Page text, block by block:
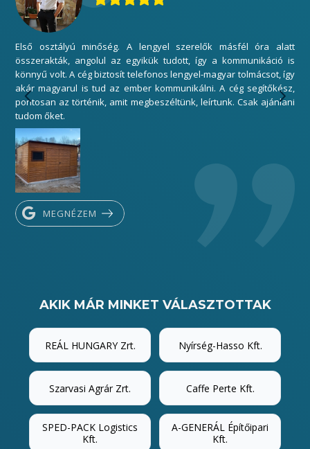
Első osztályú minőség. A lengyel szerelők másfél óra alatt
összerakták, angolul az egyikük tudott, így a kommunikáció is
könnyű volt. A cég biztosít telefonos lengyel-magyar tolmácsot, így
akár magyarul is tud az ember kommunikálni. A cég segítőkész,
pontosan az történik, amit megbeszéltünk, leírtunk. Csak ajánlani
tudom őket.
MEGNÉZEM
AKIK MÁR MINKET VÁLASZTOTTAK
REÁL HUNGARY Zrt. Nyírség-Hasso Kft.
Szarvasi Agrár Zrt. Caffe Perte Kft.
SPED-PACK Logistics
Kft.
A-GENERÁL Építőipari
Kft.